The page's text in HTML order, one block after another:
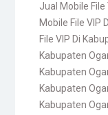
Jual Mobile File
Mobile File VIP
File VIP Di
Kabupaten
Kabupaten
Kabupaten
Kabupaten